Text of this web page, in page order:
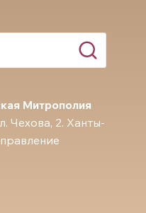
Митрополия
Чехова, 2. Ханты-